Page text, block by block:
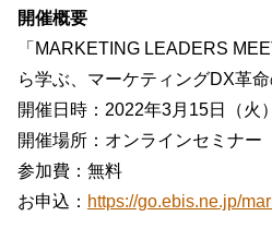
開催概要
「MARKETING LEADERS
ら学ぶ、マーケティングDX革命
開催日時：2022年3月15日（火
開催場所：オンラインセミナー
参加費：無料
お申込： https://go.ebis.ne.jp/